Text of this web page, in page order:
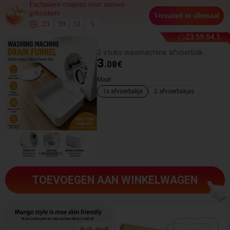
23:59:52.2
2 stuks wasmachine afvoerbak, waterdichte vloermat voor de wasruimte, anti-overloop anti-lek bak, duurzame wasmachine accessoires, schoonmaakbenodigdheden voor de wasruimte thuis & thuisorganisatie
3.08€
Maat
1x afvoerbakje
2 afvoerbakjes
TOEVOEGEN AAN WINKELWAGEN
Exclusieve coupons voor nieuwe
gebruikers
23 : 59 : 49 6
Verzamel ze allemaal